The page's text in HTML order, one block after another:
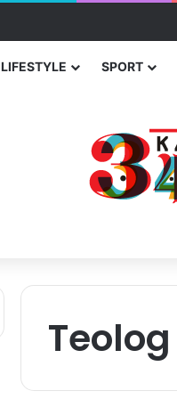
LIFESTYLE SPORT
Teolog